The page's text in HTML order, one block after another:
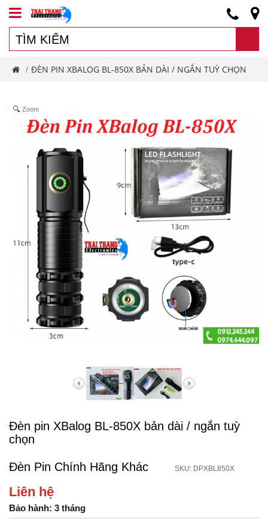
/ ĐÈN PIN XBALOG BL-850X BẢN DÀI / NGẮN TUỲ CHỌN
Zoom
Đèn pin XBalog BL-850X bản dài / ngắn tuỳ
chọn
Đèn Pin Chính Hãng Khác SKU: DPXBL850X
Liên hệ
Bảo hành: 3 tháng